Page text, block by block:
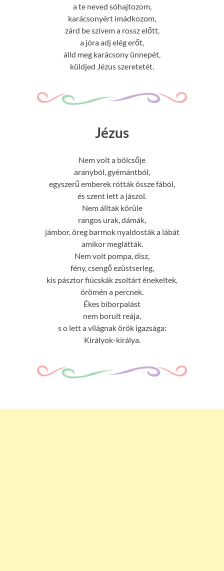
a te neved sóhajtozom,
karácsonyért imádkozom,
zárd be szívem a rossz előtt,
a jóra adj elég erőt,
álld meg karácsony ünnepét,
küldjed Jézus szeretetét.
Jézus
Nem volt a bölcsője
aranyból, gyémántból,
egyszerű emberek rótták össze fából,
és szent lett a jászol.
Nem álltak körüle
rangos urak, dámák,
jámbor, öreg barmok nyaldosták a lábát
amikor meglátták.
Nem volt pompa, disz,
fény, csengő ezüstserleg,
kis pásztor fiúcskák zsoltárt énekeltek,
örömén a percnek.
Ékes bíborpalást
nem borult reája,
s o lett a világnak örök igazsága:
Királyok-királya.